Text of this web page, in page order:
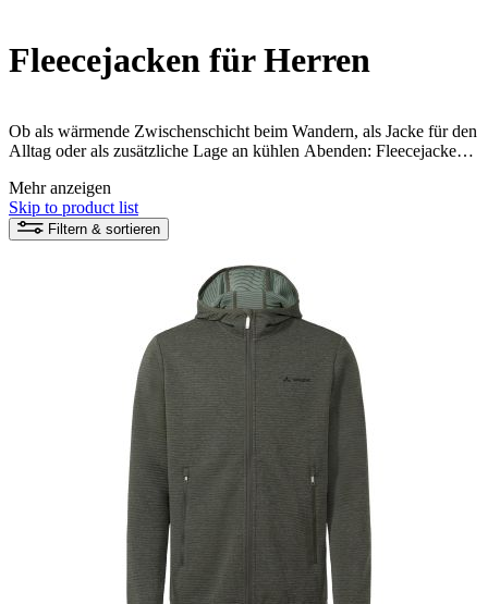
Fleecejacken für Herren
Ob als wärmende Zwischenschicht beim Wandern, als Jacke für den
Alltag oder als zusätzliche Lage an kühlen Abenden: Fleecejacken
Ausstattung ein Modell bietet, ist unterschiedlich. Diese Übersicht
hilft dabei, eine passende Jacke für den geplanten Einsatz
auszuwählen.
Mehr anzeigen
Skip to product list
Filtern & sortieren